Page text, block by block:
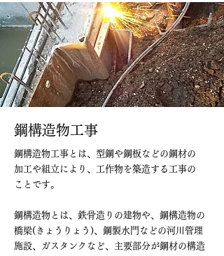
鋼構造物工事
鋼構造物工事とは、型鋼や鋼板などの鋼材の
加工や組立により、工作物を築造する工事の
ことです。
鋼構造物とは、鉄骨造りの建物や、鋼構造物の
橋梁(きょうりょう)、鋼製水門などの河川管理
施設、ガスタンクなど、主要部分が鋼材の構造